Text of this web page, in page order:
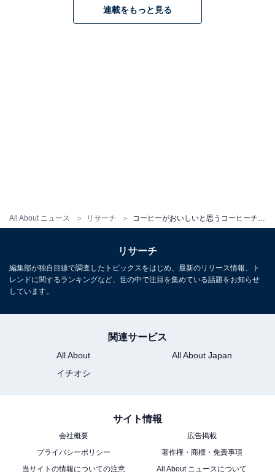
All About ニュース リサーチ
連載をもっと見る
リサーチ
編集部が独自目線で調査したトピックスをはじめ、最新のリリース情報、ト
レンドに関するランキングなど、世の中で注目を集めている話題をお知らせ
しています。
関連サービス
All About
All About Japan
イチオシ
サイト情報
会社概要
広告掲載
プライバシーポリシー
著作権・商標・免責事項
当サイトの情報についての注意
All About ニュースについて